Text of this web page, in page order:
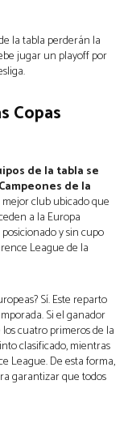
la tabla perderán la
jugar un playoff por
Copas
de la tabla se
de la
club ubicado que
a la Europa
y sin cupo
League de la
Sí. Este reparto
Si el ganador
cuatro primeros de la
clasificado, mientras
League. De esta forma,
garantizar que todos